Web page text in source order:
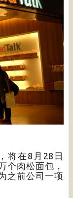
将在8月28日
个肉松面包，
之前公司一项